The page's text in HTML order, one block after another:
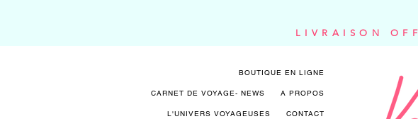
LIVRAISON
BOUTIQUE EN LIGNE
CARNET DE VOYAGE- NEWS A PROPOS
L'UNIVERS VOYAGEUSES CONTACT